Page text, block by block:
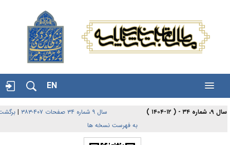
EN
۳۴ - ( ۱۲-۱۴۰۴ ) سال ۹ شماره ۳۴ صفحات ۴۰۷-۳۸۳ | برگشت
به فهرست نسخه ها